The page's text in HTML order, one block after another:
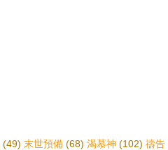
(49) 末世預備 (68) 渴慕神 (102) 禱告